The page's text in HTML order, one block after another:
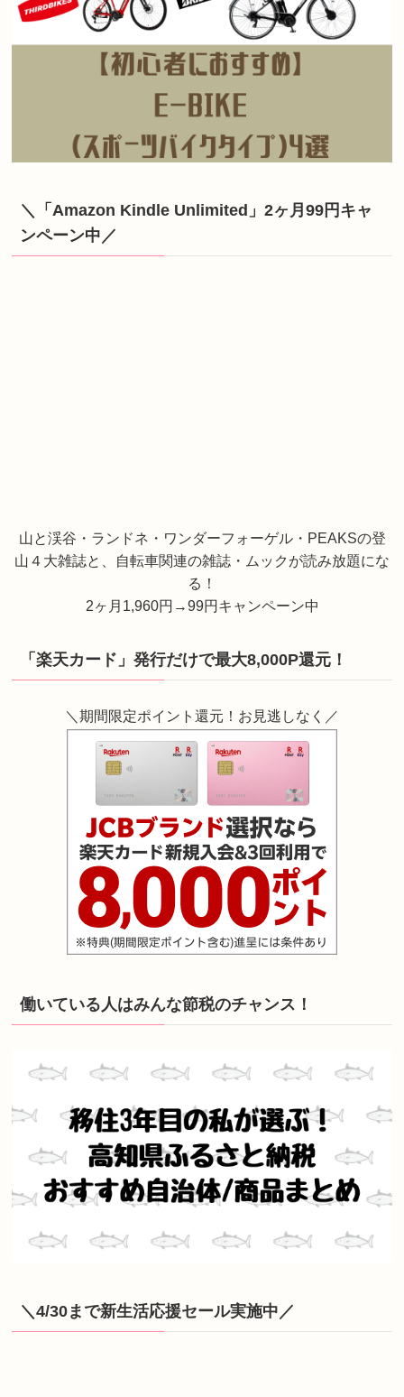
＼「Amazon Kindle Unlimited」2ヶ月99円キャ
ンペーン中／
山と渓谷・ランドネ・ワンダーフォーゲル・PEAKSの登
山４大雑誌と、自転車関連の雑誌・ムックが読み放題にな
る！
2ヶ月1,960円→99円キャンペーン中
「楽天カード」発行だけで最大8,000P還元！
＼期間限定ポイント還元！お見逃しなく／
働いている人はみんな節税のチャンス！
＼4/30まで新生活応援セール実施中／